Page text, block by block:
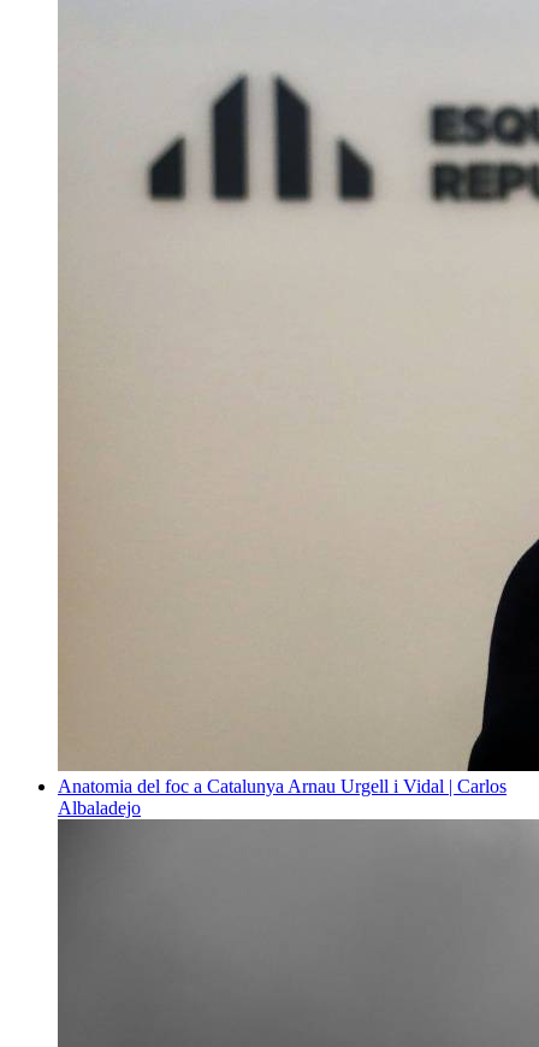
Anatomia del foc a Catalunya Arnau Urgell i Vidal | Carlos
Albaladejo